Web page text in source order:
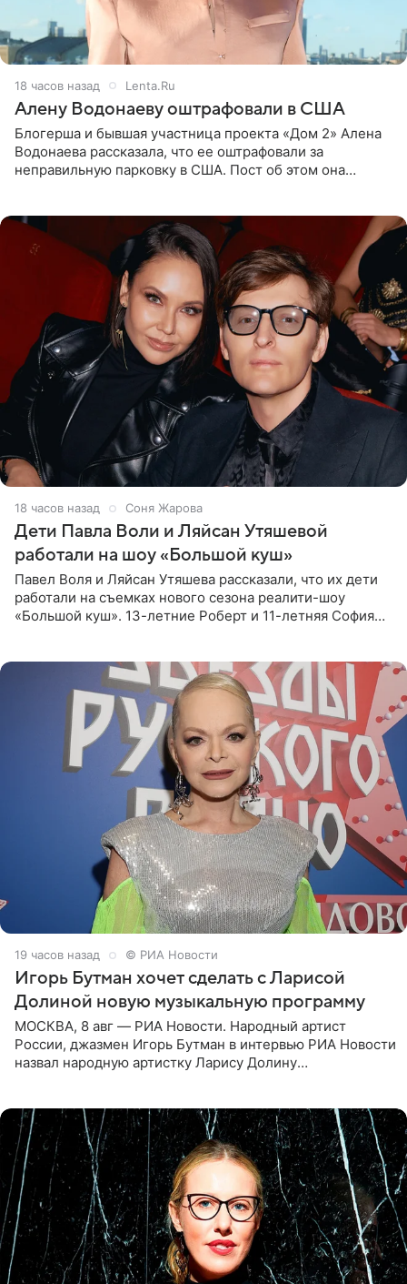
18 часов назад Lenta.Ru
Алену Водонаеву оштрафовали в США
Блогерша и бывшая участница проекта «Дом 2» Алена
Водонаева рассказала, что ее оштрафовали за
неправильную парковку в США. Пост об этом она
18 часов назад Соня Жарова
Дети Павла Воли и Ляйсан Утяшевой
работали на шоу «Большой куш»
Павел Воля и Ляйсан Утяшева рассказали, что их дети
работали на съемках нового сезона реалити-шоу
«Большой куш». 13-летние Роберт и 11-летняя София
19 часов назад © РИА Новости
Игорь Бутман хочет сделать с Ларисой
Долиной новую музыкальную программу
МОСКВА, 8 авг — РИА Новости. Народный артист
России, джазмен Игорь Бутман в интервью РИА Новости
назвал народную артистку Ларису Долину